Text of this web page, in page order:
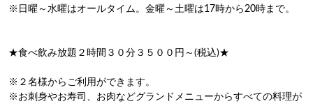
※日曜～水曜はオールタイム。金曜～土曜は17時から20時まで。
★食べ飲み放題２時間３０分３５００円～(税込)★
※２名様からご利用ができます。
※お刺身やお寿司、お肉などグランドメニューからすべての料理が